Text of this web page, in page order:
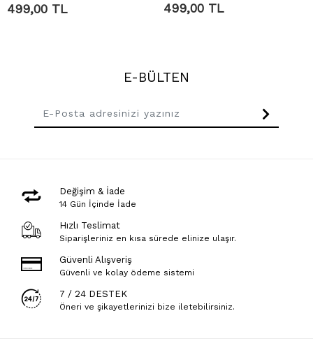
499,00 TL
Tshirt
499,00 TL
E-BÜLTEN
Değişim & İade
14 Gün İçinde İade
Hızlı Teslimat
Siparişleriniz en kısa sürede elinize ulaşır.
Güvenli Alışveriş
Güvenli ve kolay ödeme sistemi
7 / 24 DESTEK
Öneri ve şikayetlerinizi bize iletebilirsiniz.